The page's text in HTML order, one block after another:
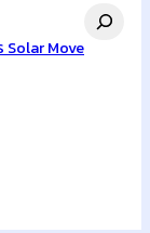
Solar Move
Search